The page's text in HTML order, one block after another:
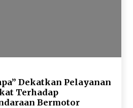
Dekatkan Pelayanan
Terhadap
Bermotor